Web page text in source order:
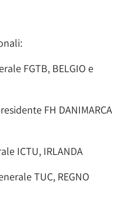
FGTB, BELGIO e
FH DANIMARCA
ICTU, IRLANDA
TUC, REGNO